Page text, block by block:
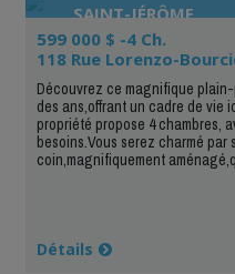
SAINT-JÉRÔME
599 000 $ -4 Ch.
118 Rue Lorenzo-
Découvrez ce magnifique
des ans,offrant un cadre de vie
propriété propose 4 chambres,
besoins.Vous serez charmé par
coin,magnifiquement
Détails